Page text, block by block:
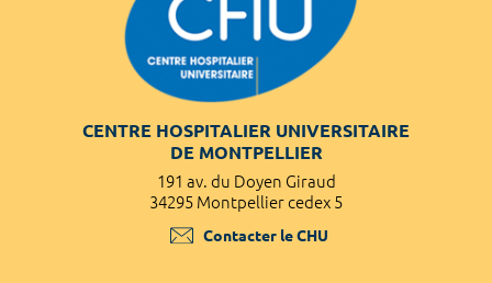
CENTRE HOSPITALIER UNIVERSITAIRE
DE MONTPELLIER
191 av. du Doyen Giraud
34295 Montpellier cedex 5
Contacter le CHU